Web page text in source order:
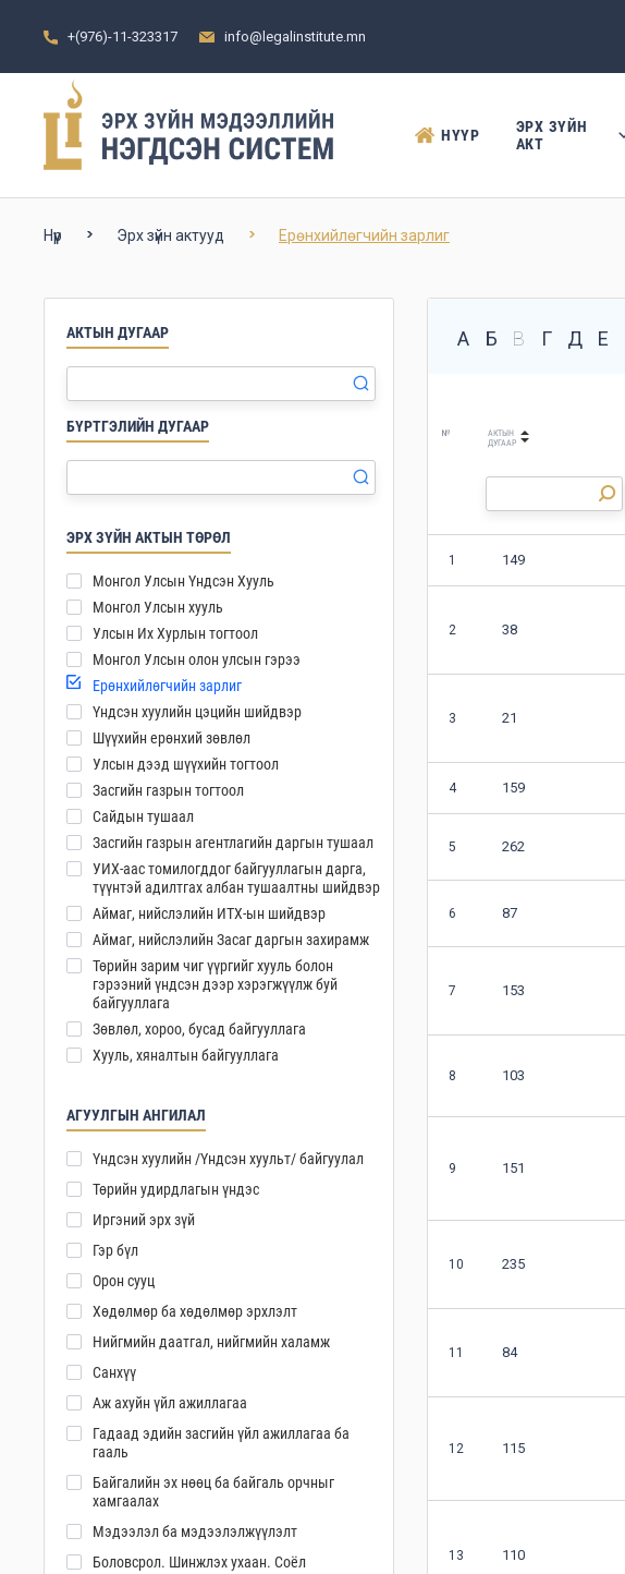
+(976)-11-323317 info@legalinstitute.mn
НҮҮР
ЭРХ ЗҮЙН
АКТ
Нүүр Эрх зүйн актууд Ерөнхийлөгчийн зарлиг
АКТЫН ДУГААР
БҮРТГЭЛИЙН ДУГААР
ЭРХ ЗҮЙН АКТЫН ТӨРӨЛ
Монгол Улсын Үндсэн Хууль
Монгол Улсын хууль
Улсын Их Хурлын тогтоол
Монгол Улсын олон улсын гэрээ
Ерөнхийлөгчийн зарлиг
Үндсэн хуулийн цэцийн шийдвэр
Шүүхийн ерөнхий зөвлөл
Улсын дээд шүүхийн тогтоол
Засгийн газрын тогтоол
Сайдын тушаал
Засгийн газрын агентлагийн даргын тушаал
УИХ-аас томилогддог байгууллагын дарга,
түүнтэй адилтгах албан тушаалтны шийдвэр
Аймаг, нийслэлийн ИТХ-ын шийдвэр
Аймаг, нийслэлийн Засаг даргын захирамж
Төрийн зарим чиг үүргийг хууль болон
гэрээний үндсэн дээр хэрэгжүүлж буй
байгууллага
Зөвлөл, хороо, бусад байгууллага
Хууль, хяналтын байгууллага
АГУУЛГЫН АНГИЛАЛ
Үндсэн хуулийн /Үндсэн хуульт/ байгуулал
Төрийн удирдлагын үндэс
Иргэний эрх зүй
Гэр бүл
Орон сууц
Хөдөлмөр ба хөдөлмөр эрхлэлт
Нийгмийн даатгал, нийгмийн халамж
Санхүү
Аж ахуйн үйл ажиллагаа
Гадаад эдийн засгийн үйл ажиллагаа ба
гааль
Байгалийн эх нөөц ба байгаль орчныг
хамгаалах
Мэдээлэл ба мэдээлэлжүүлэлт
Боловсрол. Шинжлэх ухаан. Соёл
А Б В Г Д Е
№
АКТЫН
ДУГААР
1 149
2 38
3 21
4 159
5 262
6 87
7 153
8 103
9 151
10 235
11 84
12 115
13 110